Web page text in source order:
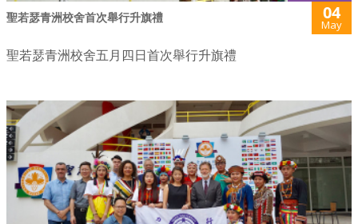
聖若瑟青洲校舍首次舉行升旗禮 04
May
聖若瑟青洲校舍五月四日首次舉行升旗禮